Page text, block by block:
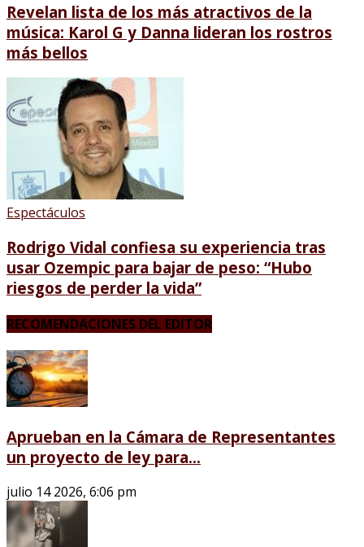
Revelan lista de los más atractivos de la
música: Karol G y Danna lideran los rostros
más bellos
Espectáculos
Rodrigo Vidal confiesa su experiencia tras
usar Ozempic para bajar de peso: “Hubo
riesgos de perder la vida”
RECOMENDACIONES DEL EDITOR
Aprueban en la Cámara de Representantes
un proyecto de ley para...
julio 14 2026, 6:06 pm